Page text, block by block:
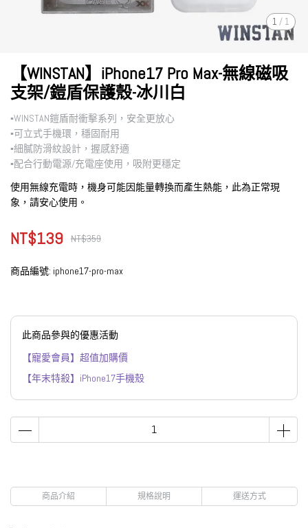
1 / 1
【WINSTAN】iPhone17 Pro Max-無線磁吸
支架/鎧盾保護殼-冰川白
▪︎WINSTAN鎧盾耐衝擊系列，安全更放心
▪︎可立式手機環，穩固耐用
▪︎細膩防滑紋設計，握感舒適
▪︎配合行動電源/充電座使用，吸附更穩定
使用無線充電時，機身可能因能量轉換而產生熱能，此為正常現
象，請安心使用。
NT$139 NT$359
商品編號: iphone17-pro-max
此商品參與的優惠活動
【寵愛會員】超值加購價
【年末特殺】iPhone17手機殼
商品介紹 規格說明 運送方式